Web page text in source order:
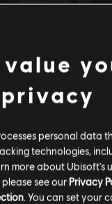
Daniels Band
Old Rock 'N
value
privacy
personal data
technologies,
more about Ubisoft's
see our Privacy
. You can set your